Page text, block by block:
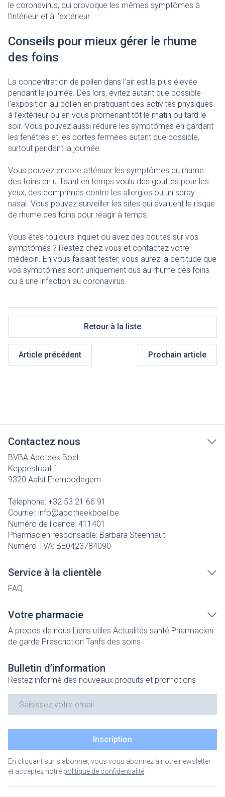
le coronavirus, qui provoque les mêmes symptômes à
l’intérieur et à l’extérieur.
Conseils pour mieux gérer le rhume
des foins
La concentration de pollen dans l’air est la plus élevée
pendant la journée. Dès lors, évitez autant que possible
l’exposition au pollen en pratiquant des activités physiques
à l’extérieur ou en vous promenant tôt le matin ou tard le
soir. Vous pouvez aussi réduire les symptômes en gardant
les fenêtres et les portes fermées autant que possible,
surtout pendant la journée.
Vous pouvez encore atténuer les symptômes du rhume
des foins en utilisant en temps voulu des gouttes pour les
yeux, des comprimés contre les allergies ou un spray
nasal. Vous pouvez surveiller les sites qui évaluent le risque
de rhume des foins pour réagir à temps.
Vous êtes toujours inquiet ou avez des doutes sur vos
symptômes ? Restez chez vous et contactez votre
médecin. En vous faisant tester, vous aurez la certitude que
vos symptômes sont uniquement dus au rhume des foins
ou à une infection au coronavirus.
Retour à la liste
Article précédent Prochain article
Contactez nous
BVBA Apoteek Boel
Keppestraat 1
9320 Aalst Erembodegem
Téléphone: +32 53 21 66 91
Courriel: info@apotheekboel.be
Numéro de licence: 411401
Pharmacien responsable: Barbara Steenhaut
Numéro TVA: BE0423784090
Service à la clientèle
FAQ
Votre pharmacie
A propos de nous Liens utiles Actualités santé Pharmacien
de garde Prescription Tarifs des soins
Bulletin d’information
Restez informé des nouveaux produits et promotions
Inscription
En cliquant sur s'abonner, vous vous abonnez à notre newsletter
et acceptez notre politique de confidentialité.